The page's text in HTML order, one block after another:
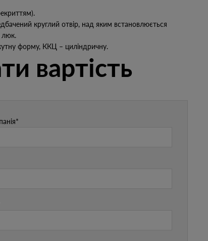
круглий отвір, над яким встановлюється
люк.
форму, ККЦ – циліндричну.
вартість